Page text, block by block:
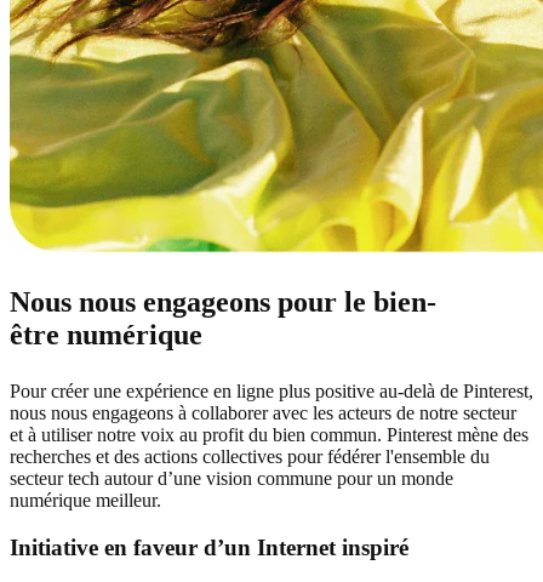
Nous nous engageons pour le bien-
être numérique
Pour créer une expérience en ligne plus positive au-delà de Pinterest,
nous nous engageons à collaborer avec les acteurs de notre secteur
et à utiliser notre voix au profit du bien commun. Pinterest mène des
recherches et des actions collectives pour fédérer l'ensemble du
secteur tech autour d’une vision commune pour un monde
numérique meilleur.
Initiative en faveur d’un Internet inspiré